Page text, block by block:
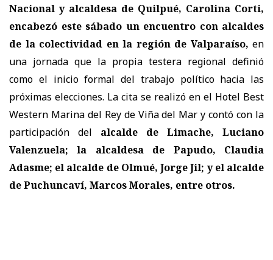
Nacional y alcaldesa de Quilpué, Carolina Corti,
encabezó este sábado un encuentro con alcaldes
de la colectividad en la región de Valparaíso, en
una jornada que la propia testera regional definió
como el inicio formal del trabajo político hacia las
próximas elecciones. La cita se realizó en el Hotel Best
Western Marina del Rey de Viña del Mar y contó con la
participación del alcalde de Limache, Luciano
Valenzuela; la alcaldesa de Papudo, Claudia
Adasme; el alcalde de Olmué, Jorge Jil; y el alcalde
de Puchuncaví, Marcos Morales, entre otros.